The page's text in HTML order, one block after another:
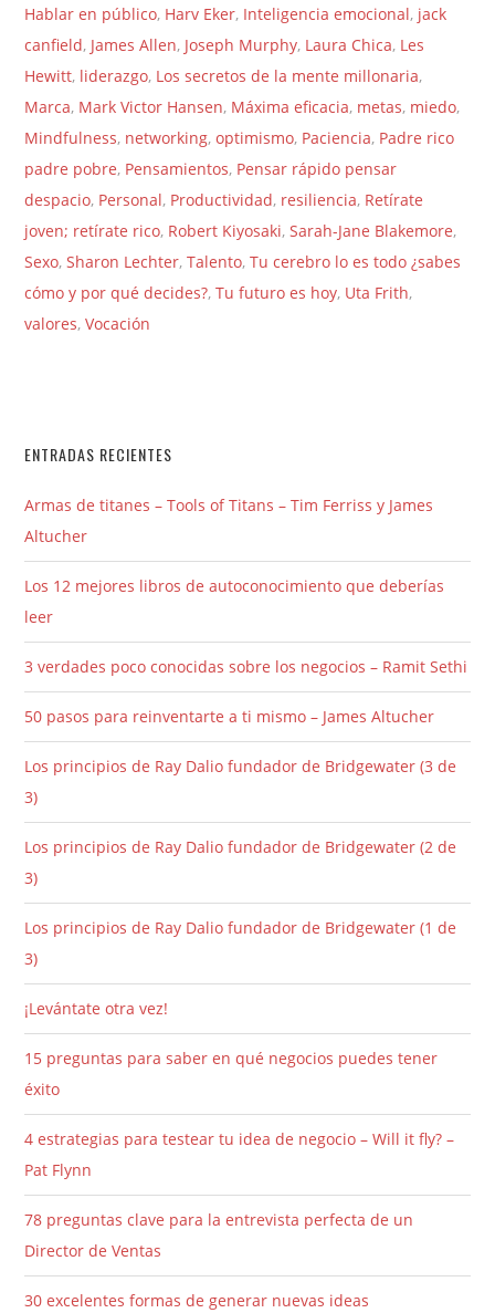
Hablar en público, Harv Eker, Inteligencia emocional, jack
canfield, James Allen, Joseph Murphy, Laura Chica, Les
Hewitt, liderazgo, Los secretos de la mente millonaria,
Marca, Mark Victor Hansen, Máxima eficacia, metas, miedo,
Mindfulness, networking,optimismo, Paciencia, Padre rico
padre pobre, Pensamientos, Pensar rápido pensar
despacio, Personal, Productividad, resiliencia, Retírate
joven; retírate rico, Robert Kiyosaki,Sarah-Jane Blakemore,
Sexo,Sharon Lechter,Talento,Tu cerebro lo es todo ¿sabes
cómo y por qué decides?,Tu futuro es hoy, Uta Frith,
valores,Vocación
ENTRADAS RECIENTES
Armas de titanes – Tools of Titans – Tim Ferriss y James
Altucher
Los 12 mejores libros de autoconocimiento que deberías
leer
3 verdades poco conocidas sobre los negocios – Ramit Sethi
50 pasos para reinventarte a ti mismo – James Altucher
Los principios de Ray Dalio fundador de Bridgewater (3 de
3)
Los principios de Ray Dalio fundador de Bridgewater (2 de
3)
Los principios de Ray Dalio fundador de Bridgewater (1 de
3)
¡Levántate otra vez!
15 preguntas para saber en qué negocios puedes tener
éxito
4 estrategias para testear tu idea de negocio – Will it fly? –
Pat Flynn
78 preguntas clave para la entrevista perfecta de un
Director de Ventas
30 excelentes formas de generar nuevas ideas